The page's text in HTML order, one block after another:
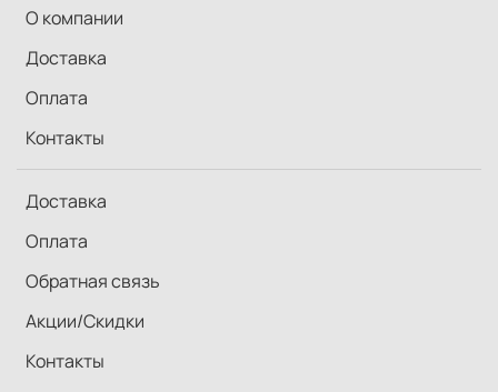
О компании
Доставка
Оплата
Контакты
Доставка
Оплата
Обратная связь
Акции/Скидки
Контакты